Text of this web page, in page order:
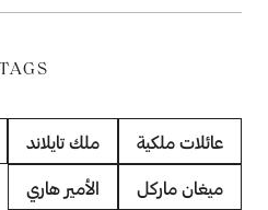
عائلات ملكية ملك تايلاند
ميغان ماركل الأمير هاري